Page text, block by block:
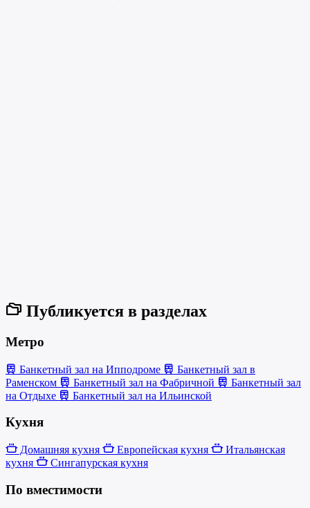
Публикуется в разделах
Метро
Банкетный зал на Ипподроме
Банкетный зал в
Раменском
Банкетный зал на Фабричной
Банкетный зал
на Отдыхе
Банкетный зал на Ильинской
Кухня
Домашняя кухня Европейская кухня
Итальянская
кухня
Сингапурская кухня
По вместимости